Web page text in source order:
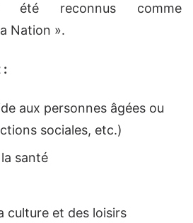
reconnus comme
Nation ».
:
aux personnes âgées ou
sociales, etc.)
santé
culture et des loisirs